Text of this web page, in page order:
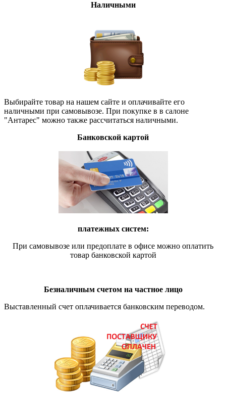
Наличными
Выбирайте товар на нашем сайте и оплачивайте его
наличными при самовывозе. При покупке в в салоне
"Антарес" можно также рассчитаться наличными.
Банковской картой
платежных систем:
При самовывозе или предоплате в офисе можно оплатить
товар банковской картой
Безналичным счетом на частное лицо
Выставленный счет оплачивается банковским переводом.